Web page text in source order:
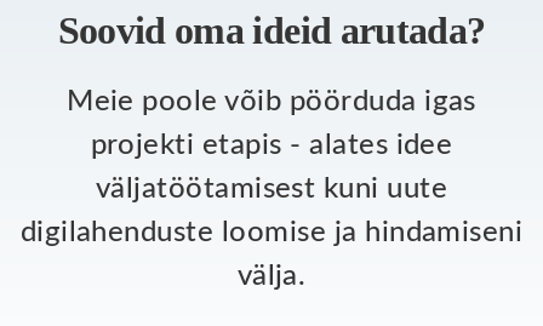
Soovid oma ideid arutada?
Meie poole võib pöörduda igas
projekti etapis - alates idee
väljatöötamisest kuni uute
digilahenduste loomise ja hindamiseni
välja.